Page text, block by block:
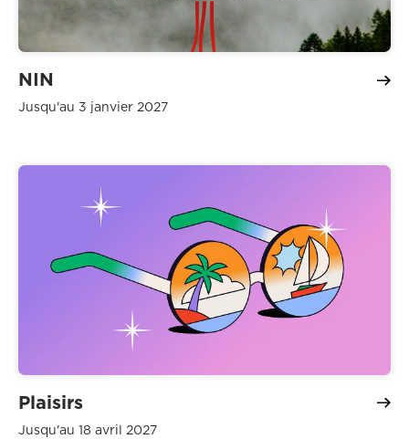
NIN
Jusqu'au 3 janvier 2027
Plaisirs
Jusqu'au 18 avril 2027